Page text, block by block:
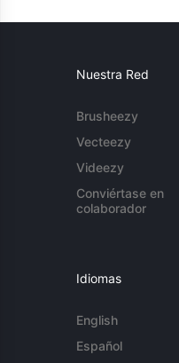
Nuestra Red
Brusheezy
Vecteezy
Videezy
Conviértase en
colaborador
Idiomas
English
Español